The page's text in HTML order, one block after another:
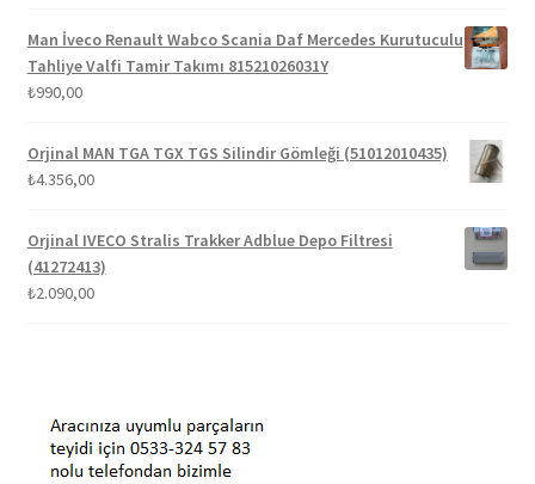
₺1.300,00. fiyat:
₺1.100,00.
Man İveco Renault Wabco Scania Daf Mercedes Kurutuculu
Tahliye Valfi Tamir Takımı 81521026031Y
₺990,00
Orjinal MAN TGA TGX TGS Silindir Gömleği (51012010435)
₺4.356,00
Orjinal IVECO Stralis Trakker Adblue Depo Filtresi
(41272413)
₺2.090,00